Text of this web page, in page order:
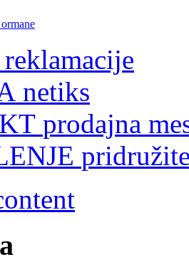
reklamacije
netiks
prodajna